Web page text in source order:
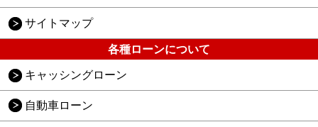
サイトマップ
各種ローンについて
キャッシングローン
自動車ローン